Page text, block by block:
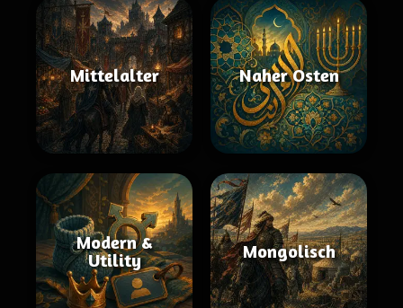
Mittelalter Naher Osten
Modern &
Utility
Mongolisch